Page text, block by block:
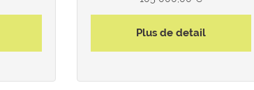
Plus de detail